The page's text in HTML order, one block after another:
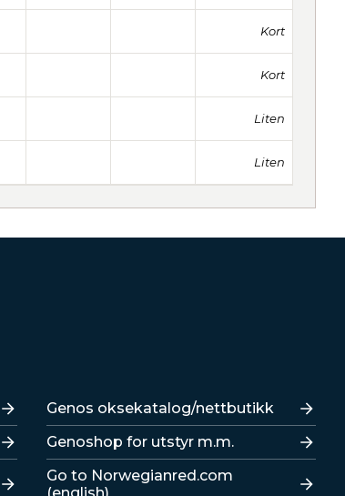
Kort
Kort
Liten
Liten
Lenker
Genos oksekatalog/nettbutikk
Genoshop for utstyr m.m.
Go to Norwegianred.com
(english)